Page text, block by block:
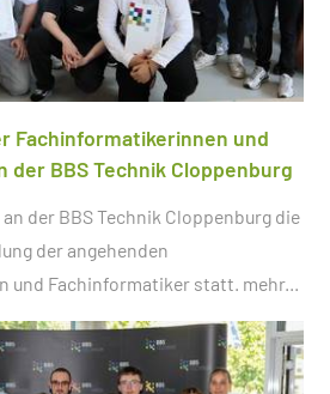
Fachinformatikerinnen und
der BBS Technik Cloppenburg
der BBS Technik Cloppenburg die
der angehenden
und Fachinformatiker statt. mehr...